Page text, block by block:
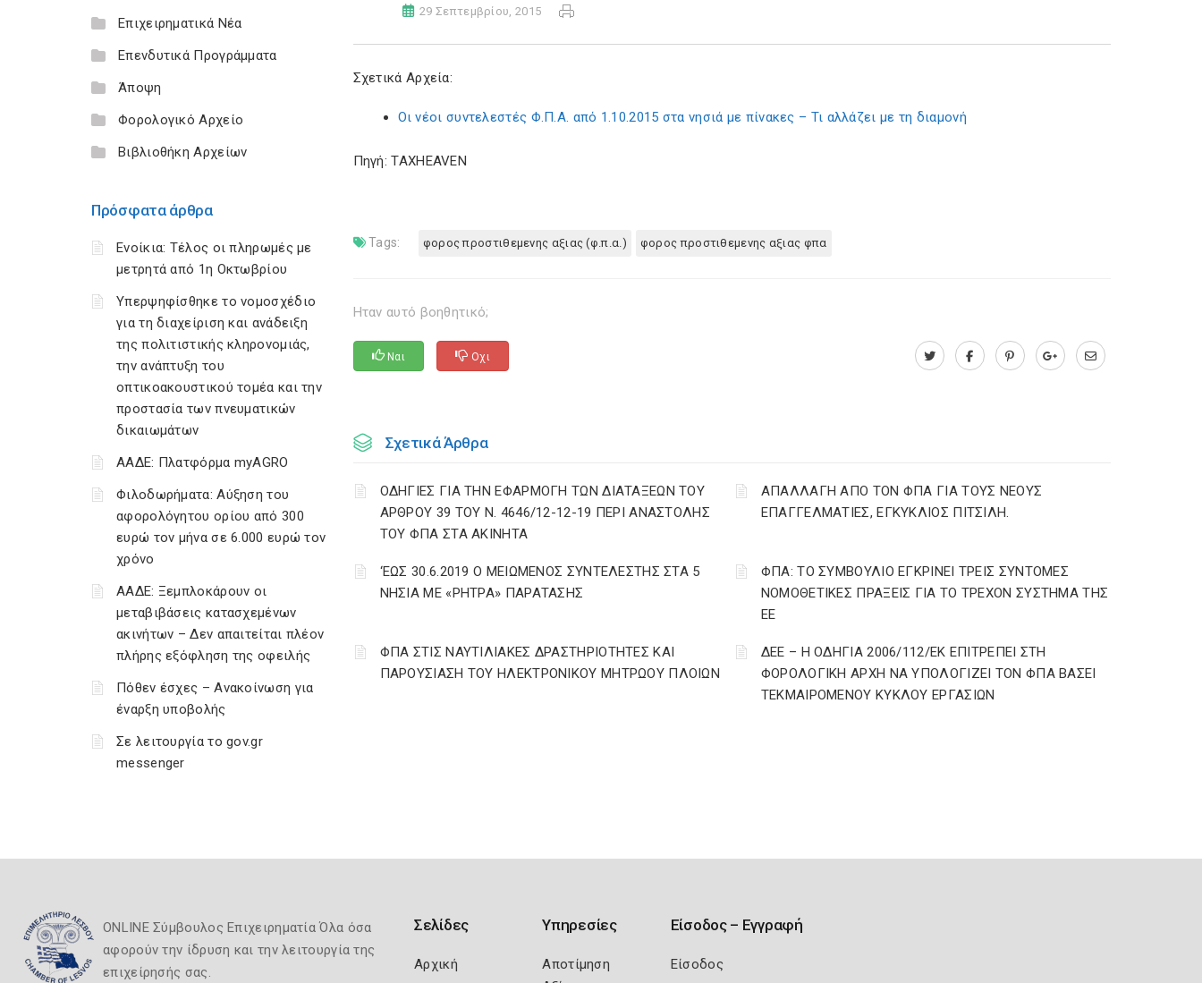
Επιχειρηματικά Νέα
Επενδυτικά Προγράμματα
Άποψη
Φορολογικό Αρχείο
Βιβλιοθήκη Αρχείων
Πρόσφατα άρθρα
Ενοίκια: Τέλος οι πληρωμές με
μετρητά από 1η Οκτωβρίου
Υπερψηφίσθηκε το νομοσχέδιο
για τη διαχείριση και ανάδειξη
της πολιτιστικής κληρονομιάς,
την ανάπτυξη του
οπτικοακουστικού τομέα και την
προστασία των πνευματικών
δικαιωμάτων
ΑΑΔΕ: Πλατφόρμα myAGRO
Φιλοδωρήματα: Αύξηση του
αφορολόγητου ορίου από 300
ευρώ τον μήνα σε 6.000 ευρώ τον
χρόνο
ΑΑΔΕ: Ξεμπλοκάρουν οι
μεταβιβάσεις κατασχεμένων
ακινήτων – Δεν απαιτείται πλέον
πλήρης εξόφληση της οφειλής
Πόθεν έσχες – Ανακοίνωση για
έναρξη υποβολής
Σε λειτουργία το gov.gr
messenger
29 Σεπτεμβρίου, 2015
Σχετικά Αρχεία:
Οι νέοι συντελεστές Φ.Π.Α. από 1.10.2015 στα νησιά με πίνακες – Τι αλλάζει με τη διαμονή
Πηγή: TAXHEAVEN
Tags: φορος προστιθεμενης αξιας (φ.π.α.) φορος προστιθεμενης αξιας φπα
Ηταν αυτό βοηθητικό;
Ναι Οχι
Σχετικά Άρθρα
ΟΔΗΓΙΕΣ ΓΙΑ ΤΗΝ ΕΦΑΡΜΟΓΗ ΤΩΝ ΔΙΑΤΑΞΕΩΝ ΤΟΥ
ΑΡΘΡΟΥ 39 ΤΟΥ Ν. 4646/12-12-19 ΠΕΡΙ ΑΝΑΣΤΟΛΗΣ
ΤΟΥ ΦΠΑ ΣΤΑ ΑΚΙΝΗΤΑ
ΑΠΑΛΛΑΓΗ ΑΠΟ ΤΟΝ ΦΠΑ ΓΙΑ ΤΟΥΣ ΝΕΟΥΣ
ΕΠΑΓΓΕΛΜΑΤΙΕΣ, ΕΓΚΥΚΛΙΟΣ ΠΙΤΣΙΛΗ.
‘ΕΩΣ 30.6.2019 Ο ΜΕΙΩΜΕΝΟΣ ΣΥΝΤΕΛΕΣΤΗΣ ΣΤΑ 5
ΝΗΣΙΑ ΜΕ «ΡΗΤΡΑ» ΠΑΡΑΤΑΣΗΣ
ΦΠΑ: ΤΟ ΣΥΜΒΟΥΛΙΟ ΕΓΚΡΙΝΕΙ ΤΡΕΙΣ ΣΥΝΤΟΜΕΣ
ΝΟΜΟΘΕΤΙΚΕΣ ΠΡΑΞΕΙΣ ΓΙΑ ΤΟ ΤΡΕΧΟΝ ΣΥΣΤΗΜΑ ΤΗΣ
ΕΕ
ΦΠΑ ΣΤΙΣ ΝΑΥΤΙΛΙΑΚΕΣ ΔΡΑΣΤΗΡΙΟΤΗΤΕΣ ΚΑΙ
ΠΑΡΟΥΣΙΑΣΗ ΤΟΥ ΗΛΕΚΤΡΟΝΙΚΟΥ ΜΗΤΡΩΟΥ ΠΛΟΙΩΝ
ΔΕΕ – Η ΟΔΗΓΙΑ 2006/112/ΕΚ ΕΠΙΤΡΕΠΕΙ ΣΤΗ
ΦΟΡΟΛΟΓΙΚΗ ΑΡΧΗ ΝΑ ΥΠΟΛΟΓΙΖΕΙ ΤΟΝ ΦΠΑ ΒΑΣΕΙ
ΤΕΚΜΑΙΡΟΜΕΝΟΥ ΚΥΚΛΟΥ ΕΡΓΑΣΙΩΝ
ONLINE Σύμβουλος Επιχειρηματία Όλα όσα
αφορούν την ίδρυση και την λειτουργία της
επιχείρησής σας.
Σελίδες
Αρχική
Υπηρεσίες
Αποτίμηση
Είσοδος – Εγγραφή
Είσοδος